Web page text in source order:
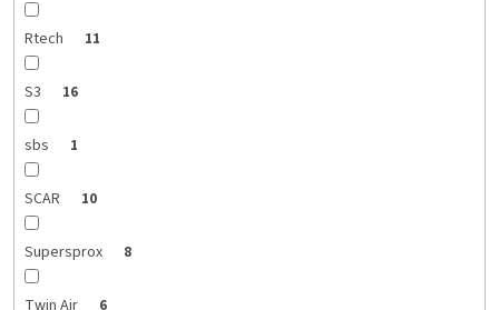
Rtech 11
S3 16
sbs 1
SCAR 10
Supersprox 8
6